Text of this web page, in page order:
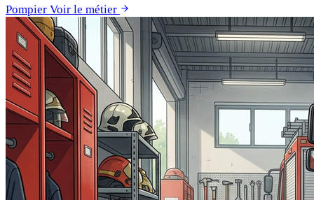
Pompier Voir le métier